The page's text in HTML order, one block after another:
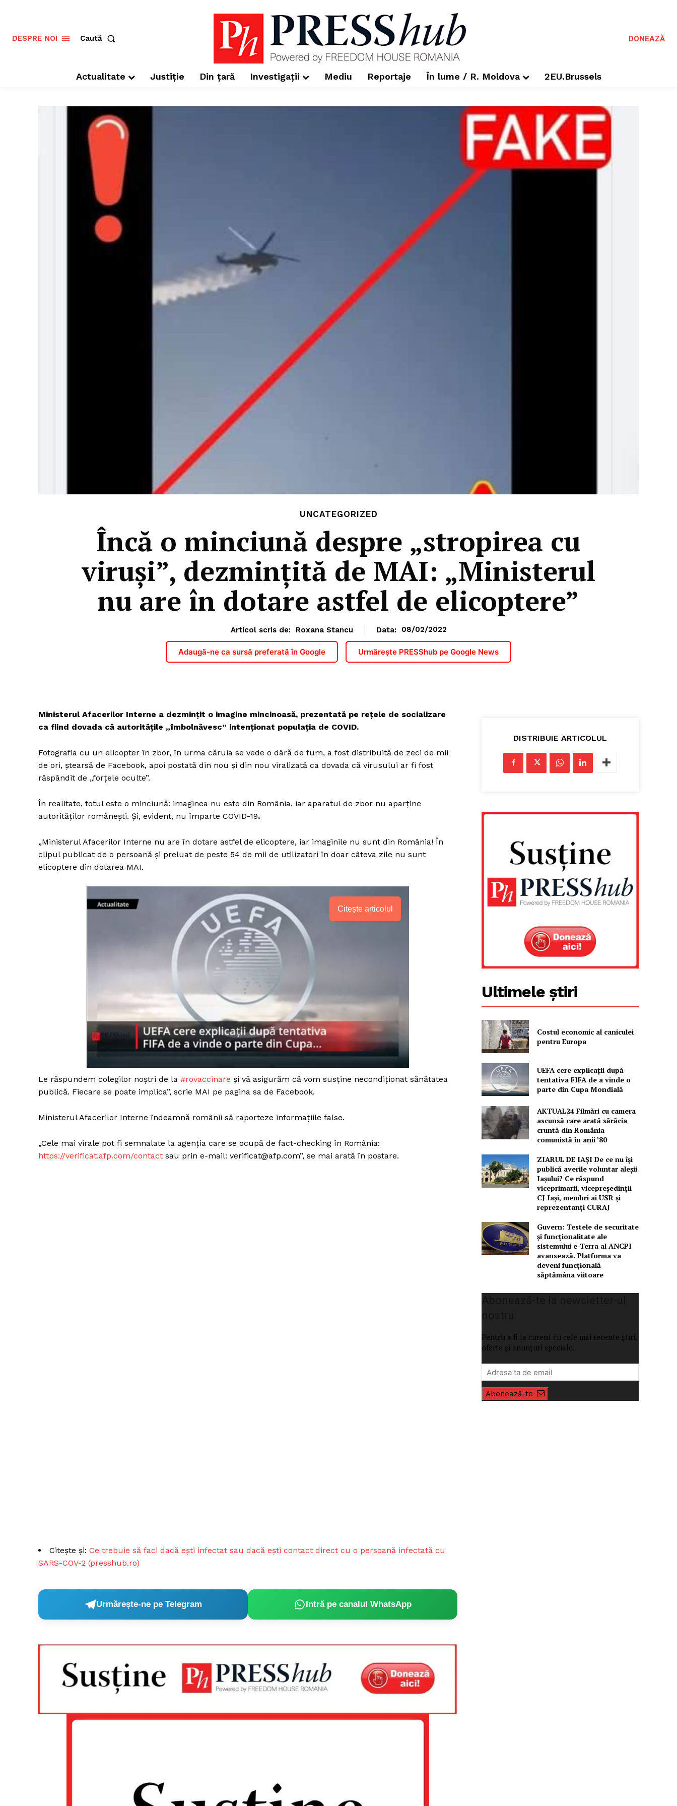
Despre noi / Echipa
Rețea
DESPRE NOI Caută DONEAZĂ
Actualitate Justiție Din țară Investigații Mediu Reportaje În lume / R. Moldova 2EU.Brussels
UNCATEGORIZED
Încă o minciună despre „stropirea cu
viruși”, dezmințită de MAI: „Ministerul
nu are în dotare astfel de elicoptere”
Articol scris de: Roxana Stancu Data: 08/02/2022
Adaugă-ne ca sursă preferată în Google Urmărește PRESShub pe Google News
Ministerul Afacerilor Interne a dezmințit o imagine mincinoasă, prezentată pe rețele de socializare
ca fiind dovada că autoritățile „îmbolnăvesc” intenționat populația de COVID.
Fotografia cu un elicopter în zbor, în urma căruia se vede o dâră de fum, a fost distribuită de zeci de mii
de ori, ștearsă de Facebook, apoi postată din nou și din nou viralizată ca dovada că virusului ar fi fost
răspândit de „forțele oculte”.
În realitate, totul este o minciună: imaginea nu este din România, iar aparatul de zbor nu aparține
autorităților românești. Și, evident, nu împarte COVID-19.
„Ministerul Afacerilor Interne nu are în dotare astfel de elicoptere, iar imaginile nu sunt din România! În
clipul publicat de o persoană și preluat de peste 54 de mii de utilizatori în doar câteva zile nu sunt
elicoptere din dotarea MAI.
Citește articolul
Le răspundem colegilor noștri de la #rovaccinare și vă asigurăm că vom susține necondiționat sănătatea
publică. Fiecare se poate implica”, scrie MAI pe pagina sa de Facebook.
Ministerul Afacerilor Interne îndeamnă românii să raporteze informațiile false.
„Cele mai virale pot fi semnalate la agenția care se ocupă de fact-checking în România:
https://verificat.afp.com/contact sau prin e-mail: verificat@afp.com”, se mai arată în postare.
Citește și: Ce trebuie să faci dacă ești infectat sau dacă ești contact direct cu o persoană infectată cu
SARS-COV-2 (presshub.ro)
Urmărește-ne pe Telegram Intră pe canalul WhatsApp
DISTRIBUIE ARTICOLUL
Ultimele știri
Costul economic al caniculei
pentru Europa
UEFA cere explicații după
tentativa FIFA de a vinde o
parte din Cupa Mondială
AKTUAL24 Filmări cu camera
ascunsă care arată sărăcia
cruntă din România
comunistă în anii ’80
ZIARUL DE IAȘI De ce nu își
publică averile voluntar aleșii
Iașului? Ce răspund
viceprimarii, vicepreședinții
CJ Iași, membri ai USR și
reprezentanți CURAJ
Guvern: Testele de securitate
și funcționalitate ale
sistemului e-Terra al ANCPI
avansează. Platforma va
deveni funcțională
săptămâna viitoare
Pentru a fi la curent cu cele mai recente știri,
oferte și anunțuri speciale.
Abonează-te